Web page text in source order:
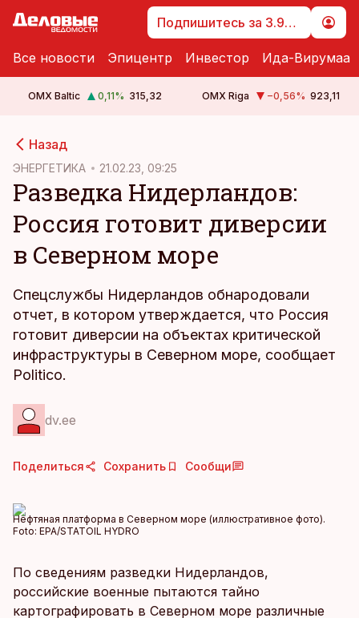
Подпишитесь за 3.99 €
Все новости Эпицентр Инвестор Ида-Вирумаа
OMX Baltic 0,11% 315,32 OMX Riga −0,56% 923,11
Назад
ЭНЕРГЕТИКА 21.02.23, 09:25
Разведка Нидерландов:
Россия готовит диверсии
в Северном море
Спецслужбы Нидерландов обнародовали
отчет, в котором утверждается, что Россия
готовит диверсии на объектах критической
инфраструктуры в Северном море, сообщает
Politico.
dv.ee
Поделиться Сохранить Сообщи
Нефтяная платформа в Северном море (иллюстративное фото).
Foto: EPA/STATOIL HYDRO
По сведениям разведки Нидерландов,
российские военные пытаются тайно
картографировать в Северном море различные